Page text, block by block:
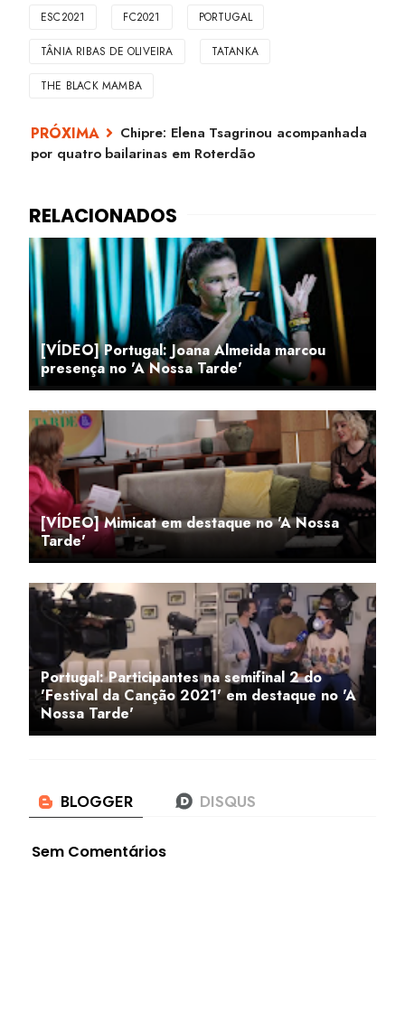
ESC2021 FC2021 PORTUGAL
TÂNIA RIBAS DE OLIVEIRA TATANKA
THE BLACK MAMBA
Chipre: Elena Tsagrinou acompanhada
por quatro bailarinas em Roterdão
[VÍDEO] Portugal: Joana Almeida marcou
presença no 'A Nossa Tarde'
[VÍDEO] Mimicat em destaque no 'A Nossa
Tarde'
Portugal: Participantes na semifinal 2 do
'Festival da Canção 2021' em destaque no 'A
Nossa Tarde'
Sem Comentários